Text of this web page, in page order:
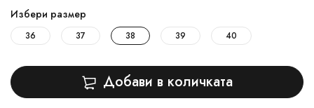
Избери размер
36 37 38 39 40
Добави в количката